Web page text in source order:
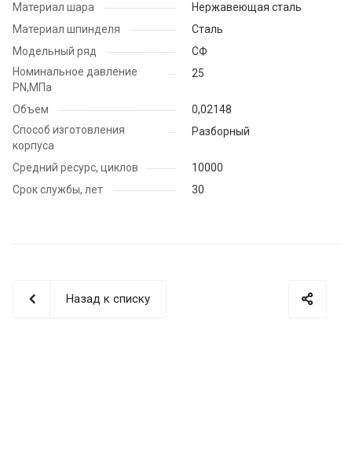
Материал шара
Нержавеющая сталь
Материал шпинделя
Сталь
Модельный ряд
СФ
Номинальное давление
PN,МПа
25
Объем
0,02148
Способ изготовления
корпуса
Разборный
Средний ресурс, циклов
10000
Срок службы, лет
30
Назад к списку